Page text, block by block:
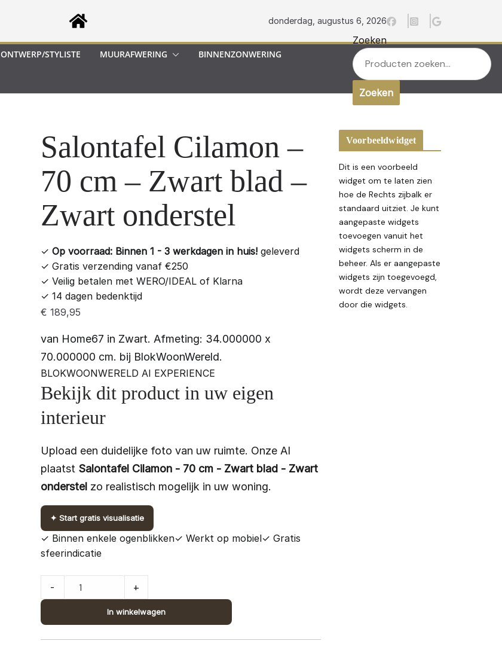
donderdag, augustus 6, 2026
ONTWERP/STYLISTE MUURAFWERING BINNENZONWERING
Zoeken
Zoeken
Salontafel Cilamon –
70 cm – Zwart blad –
Zwart onderstel
✓ Op voorraad: Binnen 1 - 3 werkdagen in huis!geleverd
✓ Gratis verzending vanaf €250
✓ Veilig betalen met WERO/IDEAL of Klarna
✓ 14 dagen bedenktijd
€ 189,95
van Home67 in Zwart. Afmeting: 34.000000 x
70.000000 cm. bij BlokWoonWereld.
BLOKWOONWERELD AI EXPERIENCE
Bekijk dit product in uw eigen
interieur
Upload een duidelijke foto van uw ruimte. Onze AI
plaatst Salontafel Cilamon - 70 cm - Zwart blad - Zwart
onderstel zo realistisch mogelijk in uw woning.
✦ Start gratis visualisatie
✓ Binnen enkele ogenblikken✓ Werkt op mobiel✓ Gratis
sfeerindicatie
Salontafel
Cilamon
70
cm
- +
In winkelwagen
Voorbeeldwidget
Dit is een voorbeeld
widget om te laten zien
hoe de Rechts zijbalk er
standaard uitziet. Je kunt
aangepaste widgets
toevoegen vanuit het
widgets scherm in de
beheer. Als er aangepaste
widgets zijn toegevoegd,
wordt deze vervangen
door die widgets.